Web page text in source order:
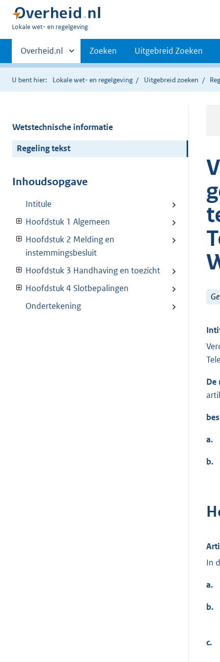
U
hier:
Lokale wet- en regelgeving
Primaire
navigatie
Andere
sites
binnen
Overheid.nl Zoeken Uitgebreid Zoeken
U bent hier: Lokale wet- en regelgeving Uitgebreid zoeken
Wetstechnische informatie
Regeling tekst
Inhoudsopgave
Intitule
Hoofdstuk 1 Algemeen
Hoofdstuk 2 Melding en
instemmingsbesluit
Hoofdstuk 3 Handhaving en toezicht
Hoofdstuk 4 Slotbepalingen
Ondertekening
De
a.
b.
In
a.
b.
c.